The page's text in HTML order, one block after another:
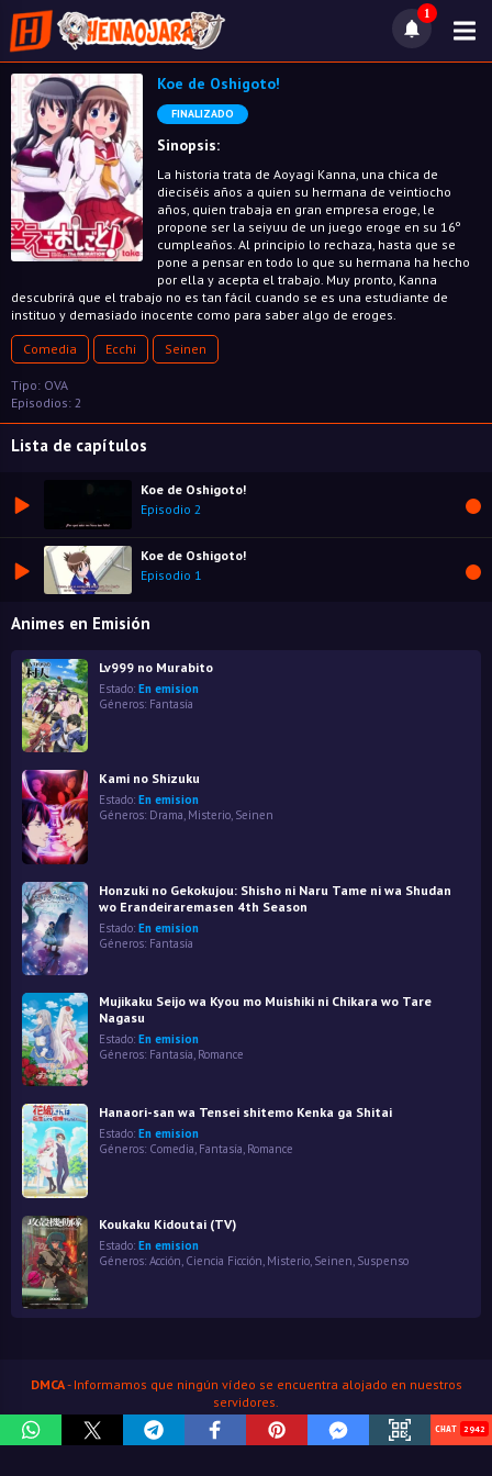
1
Koe de Oshigoto!
FINALIZADO
Sinopsis:
La historia trata de Aoyagi Kanna, una chica de
dieciséis años a quien su hermana de veintiocho
años, quien trabaja en gran empresa eroge, le
propone ser la seiyuu de un juego eroge en su 16º
cumpleaños. Al principio lo rechaza, hasta que se
pone a pensar en todo lo que su hermana ha hecho
por ella y acepta el trabajo. Muy pronto, Kanna
descubrirá que el trabajo no es tan fácil cuando se es una estudiante de
instituo y demasiado inocente como para saber algo de eroges.
Comedia Ecchi Seinen
Tipo: OVA
Episodios: 2
Lista de capítulos
Koe de Oshigoto!
Episodio 2
Koe de Oshigoto!
Episodio 1
Animes en Emisión
Lv999 no Murabito
Estado: En emision
Géneros: Fantasía
Kami no Shizuku
Estado: En emision
Géneros: Drama, Misterio, Seinen
Honzuki no Gekokujou: Shisho ni Naru Tame ni wa Shudan
wo Erandeiraremasen 4th Season
Estado: En emision
Géneros: Fantasía
Mujikaku Seijo wa Kyou mo Muishiki ni Chikara wo Tare
Nagasu
Estado: En emision
Géneros: Fantasía, Romance
Hanaori-san wa Tensei shitemo Kenka ga Shitai
Estado: En emision
Géneros: Comedia, Fantasía, Romance
Koukaku Kidoutai (TV)
Estado: En emision
Géneros: Acción Ciencia Ficción Misterio Seinen Suspenso
DMCA- Informamos que ningún vídeo se encuentra alojado en nuestros
servidores.
HenaoJara© Copyright 2026
2980